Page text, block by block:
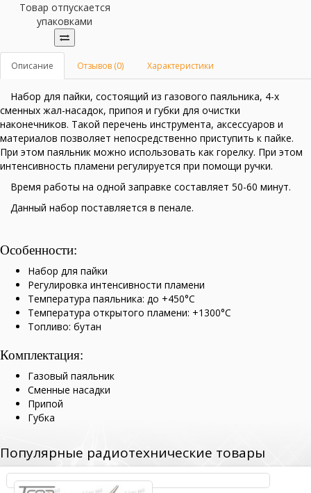
Товар отпускается
упаковками
Описание Отзывов (0) Характеристики
Набор для пайки, состоящий из газового паяльника, 4-х
сменных жал-насадок, припоя и губки для очистки
наконечников. Такой перечень инструмента, аксессуаров и
материалов позволяет непосредственно приступить к пайке.
При этом паяльник можно использовать как горелку. При этом
интенсивность пламени регулируется при помощи ручки.
Время работы на одной заправке составляет 50-60 минут.
Данный набор поставляется в пенале.
Особенности:
Набор для пайки
Регулировка интенсивности пламени
Температура паяльника: до +450°C
Температура открытого пламени: +1300°C
Топливо: бутан
Комплектация:
Газовый паяльник
Сменные насадки
Припой
Губка
Популярные радиотехнические товары